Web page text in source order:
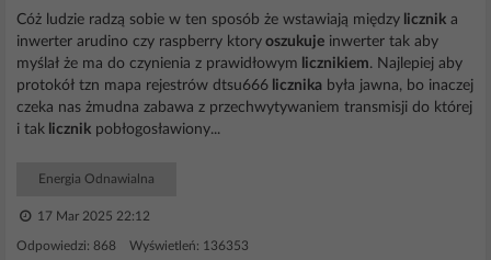
Cóż ludzie radzą sobie w ten sposób że wstawiają między licznik a
inwerter arudino czy raspberry ktory oszukuje inwerter tak aby
myślał że ma do czynienia z prawidłowym licznikiem. Najlepiej aby
protokół tzn mapa rejestrów dtsu666 licznika była jawna, bo inaczej
czeka nas żmudna zabawa z przechwytywaniem transmisji do której
i tak licznik pobłogosławiony...
Energia Odnawialna
17 Mar 2025 22:12
Odpowiedzi: 868 Wyświetleń: 136353